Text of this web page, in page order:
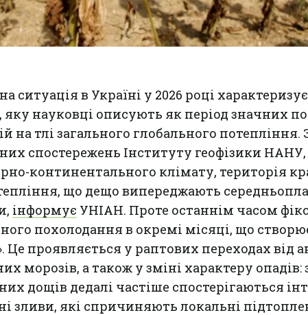
ситуація в Україні у 2026 році
яку науковці описують як період значних
на тлі загального глобального
спостережень Інституту геофізики
континентального клімату, територія
що дещо випереджають
інформує УНІАН. Проте останнім часом
похолодання в окремі місяці, що
Це проявляється у раптових переходах від
морозів, а також у зміні характеру опадів:
дощів дедалі частіше спостерігаються
зливи, які спричиняють локальні